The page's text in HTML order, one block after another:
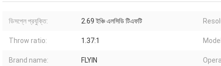
ডিসপ্লে প্রযুক্তি: 2.69 ইঞ্চি এলসিডি টিএফটি
Throw ratio: 1.37:1
Brand name: FLYIN